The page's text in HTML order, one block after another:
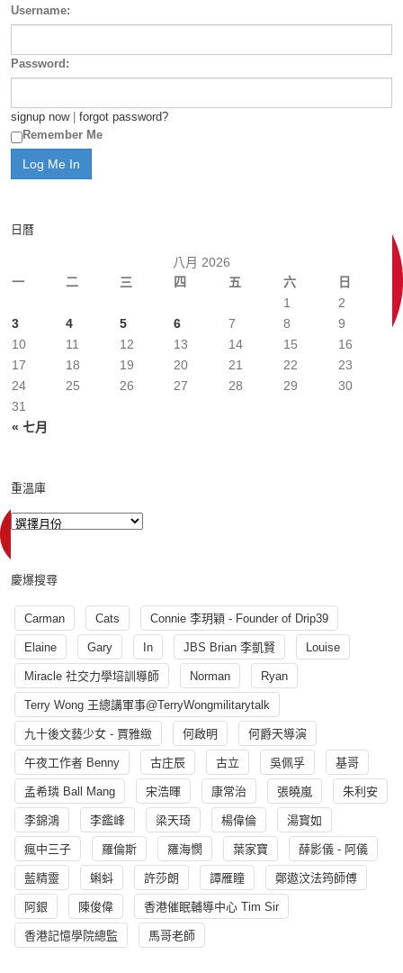
Username:
Password:
signup now| forgot password?
Remember Me
日曆
八月 2026
一
二 三 四 五 六 日
« 七月
1
2
3
4 5 6 7 8
9
10
11 12 13 14 15
16
17
18 19 20 21 22
23
24
25 26 27 28 29
30
31
重溫庫
慶爆搜尋
Carman Cats Connie 李玥穎 - Founder of Drip39
Elaine Gary In JBS Brian 李凱賢 Louise
Miracle 社交力學培訓導師 Norman Ryan
Terry Wong 王總講軍事@TerryWongmilitarytalk
九十後文藝少女 - 賈雅緻 何啟明 何爵天導演
午夜工作者 Benny 古庄辰 古立 吳佩孚 基哥
孟希璘 Ball Mang 宋浩暉 康常治 張曉嵐 朱利安
李錦鴻 李鑑峰 梁天琦 楊偉倫 湯寳如
瘋中三子 羅倫斯 羅海憫 葉家寶 薛影儀 - 阿儀
藍精靈 蝌蚪 許莎朗 譚雁瞳 鄭遨汶法筠師傅
阿銀 陳俊偉 香港催眠輔導中心 Tim Sir
香港記憶學院總監 馬哥老師